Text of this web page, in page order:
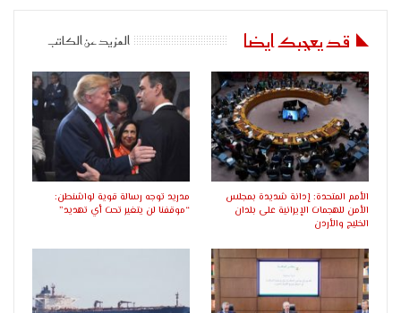
قد يعجبك ايضا المزيد عن الكاتب
الأمم المتحدة: إدانة شديدة بمجلس
الأمن للهجمات الإيرانية على بلدان
الخليج والأردن
مدريد توجه رسالة قوية لواشنطن:
“موقفنا لن يتغير تحت أي تهديد”